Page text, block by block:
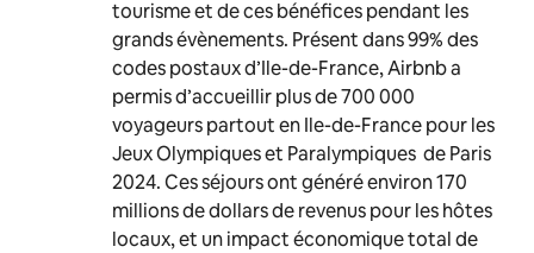
tourisme et de ces bénéfices pendant les
grands évènements. Présent dans 99% des
codes postaux d’Ile-de-France, Airbnb a
permis d’accueillir plus de 700 000
voyageurs partout en Ile-de-France pour les
Jeux Olympiques et Paralympiques de Paris
2024. Ces séjours ont généré environ 170
millions de dollars de revenus pour les hôtes
locaux, et un impact économique total de